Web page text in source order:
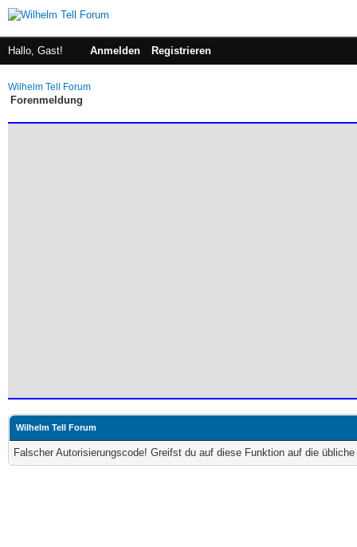
Hallo, Gast! Anmelden Registrieren
Wilhelm Tell Forum
Forenmeldung
Wilhelm Tell Forum
Falscher Autorisierungscode! Greifst du auf diese Funktion auf die